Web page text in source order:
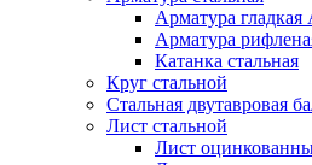
Арматура гладкая
Арматура
Катанка стальная
Круг стальной
Стальная двутавровая
Лист стальной
Лист